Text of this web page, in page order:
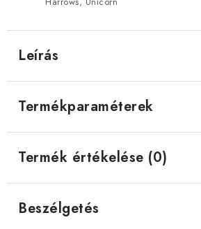
Leírás
Termékparaméterek
Termék értékelése (0)
Beszélgetés